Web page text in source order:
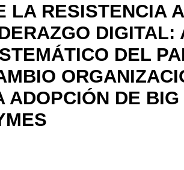
LA RESISTENCIA
DIGITAL:
DEL
ADOPCIÓN DE BIG